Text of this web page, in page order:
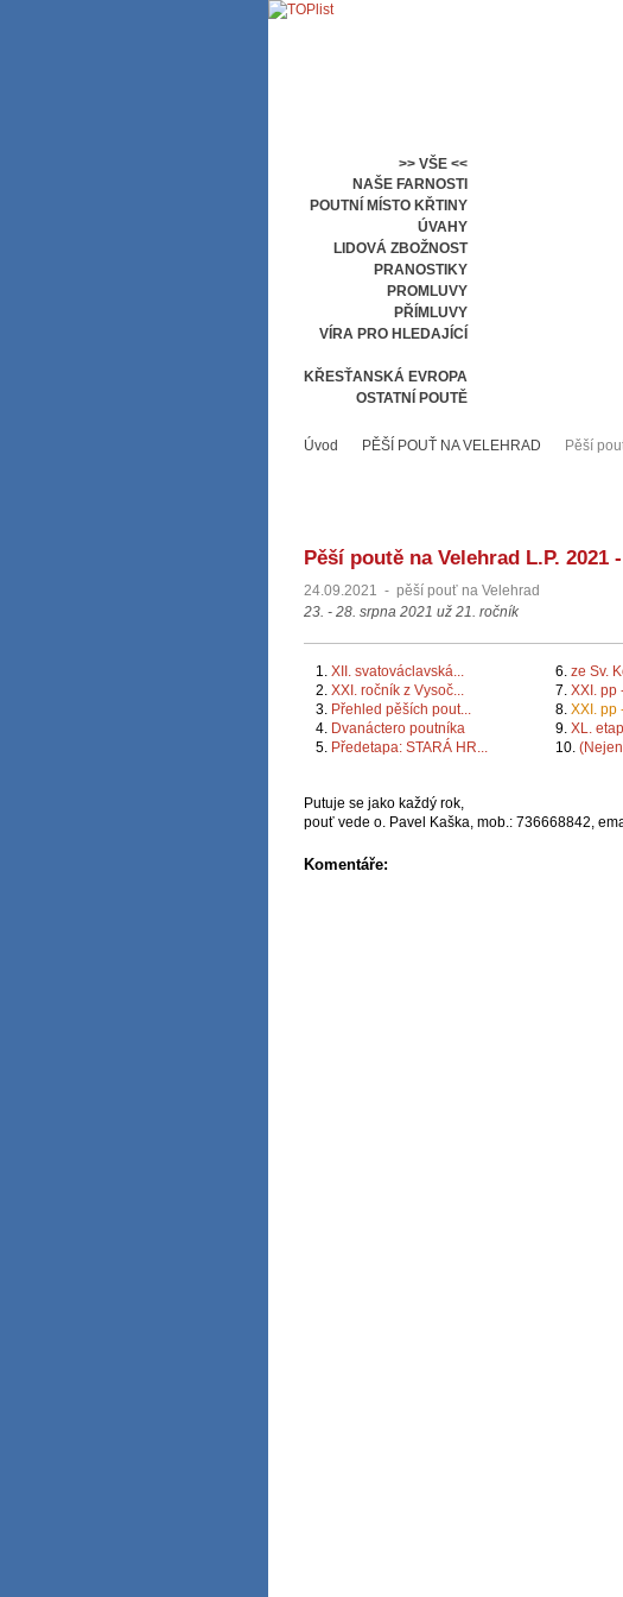
>> VŠE <<
NAŠE FARNOSTI
POUTNÍ MÍSTO KŘTINY
ÚVAHY
LIDOVÁ ZBOŽNOST
PRANOSTIKY
PROMLUVY
PŘÍMLUVY
VÍRA PRO HLEDAJÍCÍ
KŘESŤANSKÁ EVROPA
OSTATNÍ POUTĚ
Úvod PĚŠÍ POUŤ NA VELEHRAD Pěší
Pěší poutě na Velehrad L.P. 2021
24.09.2021 - pěší pouť na Velehrad
23. - 28. srpna 2021 už 21. ročník
1. XII. svatováclavská...
2. XXI. ročník z Vysoč...
3. Přehled pěších pout...
4. Dvanáctero poutníka
5. Předetapa: STARÁ HR...
6.ze Sv.
7.XXI. pp
8.XXI. pp
9.XL.
10.
Putuje se jako každý rok,
pouť vede o. Pavel Kaška, mob.: 736668842,
Komentáře: